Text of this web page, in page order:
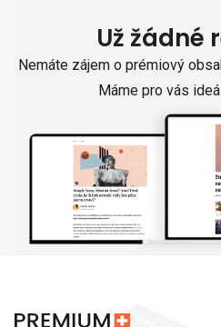
Už žádné
Nemáte zájem o prémiový
Máme pro vás